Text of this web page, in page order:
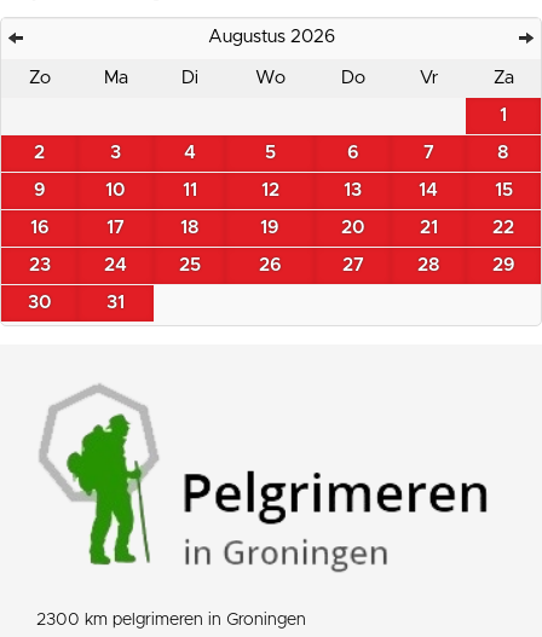
Augustus 2026
Zo Ma Di Wo Do Vr Za
1
2 3 4 5 6 7 8
9 10 11 12 13 14 15
16 17 18 19 20 21 22
23 24 25 26 27 28 29
30 31
2300 km pelgrimeren in Groningen